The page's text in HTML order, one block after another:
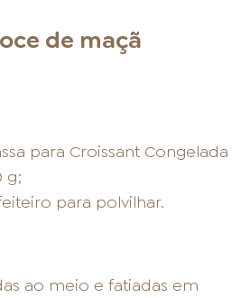
de maçã
para Croissant Congelada
g;
para polvilhar.
ao meio e fatiadas em